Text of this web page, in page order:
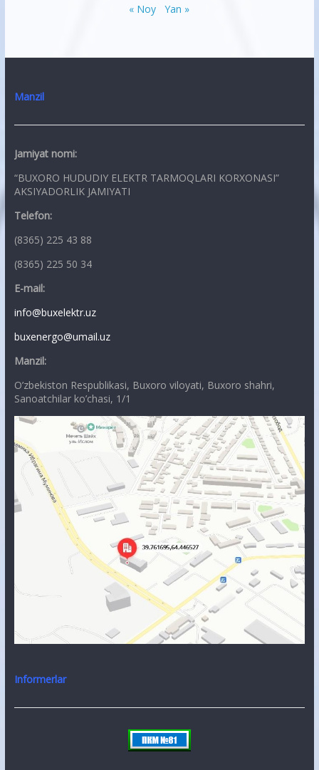
« Noy Yan »
Manzil
Jamiyat nomi:
“BUXORO HUDUDIY ELEKTR TARMOQLARI KORXONASI”
AKSIYADORLIK JAMIYATI
Telefon:
(8365) 225 43 88
(8365) 225 50 34
E-mail:
info@buxelektr.uz
buxenergo@umail.uz
Manzil:
O’zbekiston Respublikasi, Buxoro viloyati, Buxoro shahri,
Sanoatchilar ko’chasi, 1/1
Informerlar